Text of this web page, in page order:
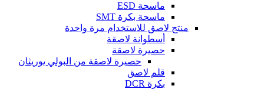
ماسحة ESD
ماسحة بكرة SMT
منتج لاصق للاستخدام مرة واحدة
أسطوانة لاصقة
حصيرة لاصقة
حصيرة لاصقة من البولي يوريثان
قلم لاصق
بكرة DCR